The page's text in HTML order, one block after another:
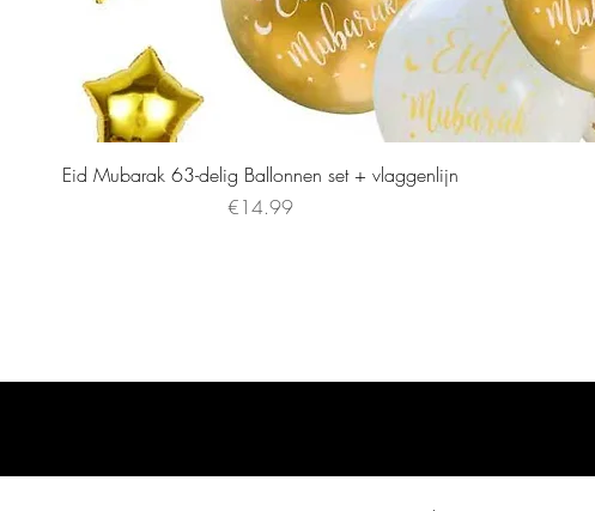
Eid Mubarak 63-delig Ballonnen set + vlaggenlijn
Price
€14.99